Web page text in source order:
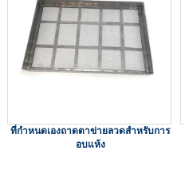
ที่กำหนดเองถาดตาข่ายลวดสำหรับการ
อบแห้ง